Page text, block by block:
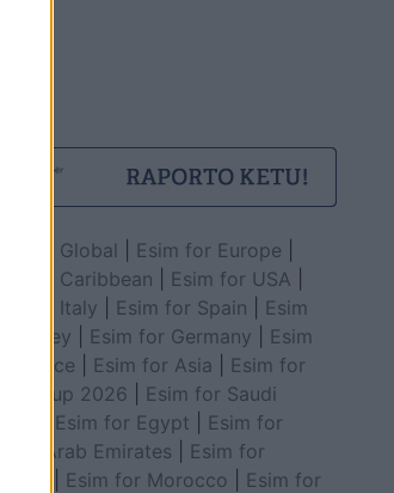
for Global Esim for Europe
for Caribbean
Esim for USA
for Italy
Esim for Spain
Esim
Turkey
Esim for Germany
Esim
Greece
Esim for Asia
Esim for
Cup 2026
Esim for Saudi
Esim for Egypt
Esim for
Arab Emirates
Esim for
Esim for Morocco
Esim for